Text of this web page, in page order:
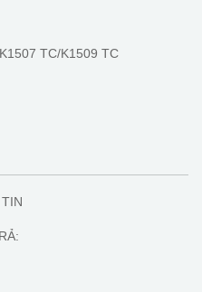
TC/K1509 TC